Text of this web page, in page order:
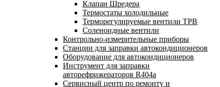
Клапан Шредера
Термостаты холодильные
Терморегулируемые вентили ТРВ
Соленоидные вентили
Контрольно-измерительные приборы
Станции для заправки автокондиционеров
Оборудование для автокондиционеров
Инструмент для заправки
авторефрижераторов R404a
Сервисный центр по ремонту и